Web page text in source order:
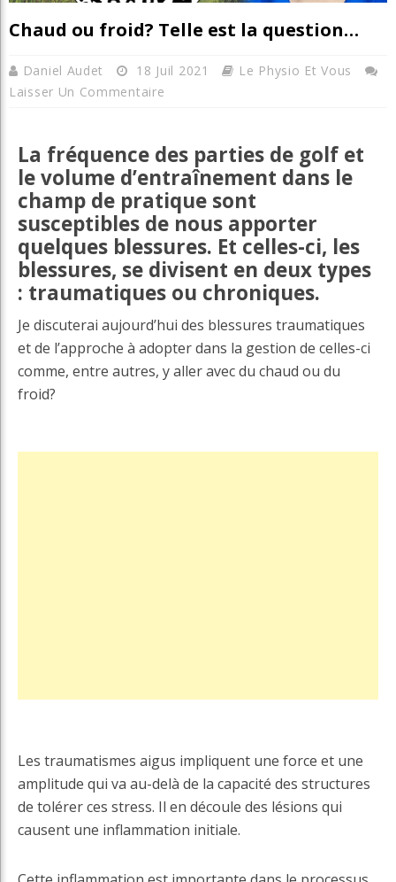
Chaud ou froid? Telle est la question…
Daniel Audet 18 Juil 2021
Le Physio Et Vous
Laisser Un Commentaire
La fréquence des parties de golf et
le volume d’entraînement dans le
champ de pratique sont
susceptibles de nous apporter
quelques blessures. Et celles-ci, les
blessures, se divisent en deux types
: traumatiques ou chroniques.
Je discuterai aujourd’hui des blessures traumatiques
et de l’approche à adopter dans la gestion de celles-ci
comme, entre autres, y aller avec du chaud ou du
froid?
Les traumatismes aigus impliquent une force et une
amplitude qui va au-delà de la capacité des structures
de tolérer ces stress. Il en découle des lésions qui
causent une inflammation initiale.